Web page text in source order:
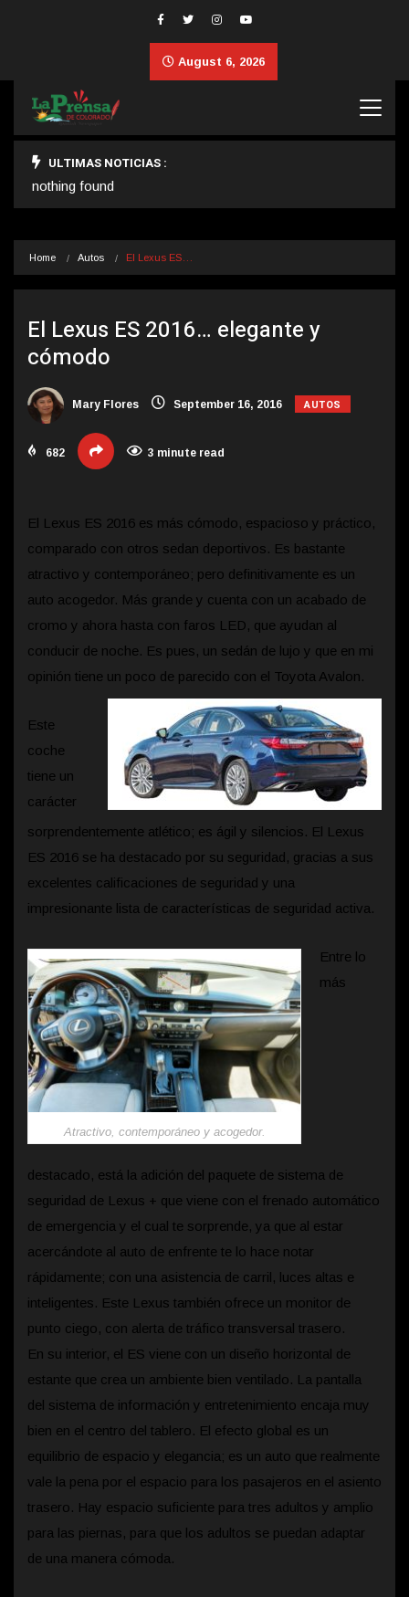
August 6, 2026
ULTIMAS NOTICIAS :
nothing found
Home Autos El Lexus ES…
El Lexus ES 2016… elegante y
cómodo
Mary Flores September 16, 2016 AUTOS
682 3 minute read
El Lexus ES 2016 es más cómodo, espacioso y práctico,
comparado con otros sedan deportivos. Es bastante
atractivo y contemporáneo; pero definitivamente es un
auto acogedor. Más grande y cuenta con un acabado de
cromo y ahora hasta con faros LED, que ayudan al
conducir de noche. Es pues, un sedán de lujo y que en mi
opinión tiene un poco de parecido con el Toyota Avalon.
Este
coche
tiene un
carácter
sorprendentemente atlético; es ágil y silencios. El Lexus
ES 2016 se ha destacado por su seguridad, gracias a sus
excelentes calificaciones de seguridad y una
impresionante lista de características de seguridad activa.
Atractivo, contemporáneo y acogedor.
Entre lo
más
destacado, está la adición del paquete de sistema de
seguridad de Lexus + que viene con el frenado automático
de emergencia y el cual te sorprende, ya que al estar
acercándote al auto de enfrente te lo hace notar
rápidamente; con una asistencia de carril, luces altas e
inteligentes. Este Lexus también ofrece un monitor de
punto ciego, con alerta de tráfico transversal trasero.
En su interior, el ES viene con un diseño horizontal de
estante que crea un ambiente bien ventilado. La pantalla
del sistema de información y entretenimiento encaja muy
bien en el centro del tablero. El efecto global es un
equilibrio de espacio y elegancia; es un auto que realmente
vale la pena por el espacio para los pasajeros en el asiento
trasero. Hay espacio suficiente para tres adultos y amplio
para las piernas, para que los adultos se puedan adaptar
de una manera cómoda.